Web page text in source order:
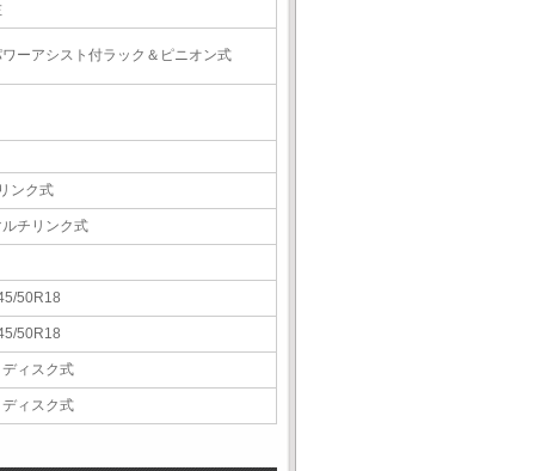
ーアシスト付ラック＆ピニオン式
ンク式
チリンク式
50R18
50R18
ィスク式
ィスク式